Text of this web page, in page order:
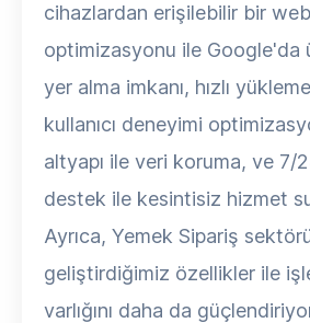
cihazlardan erişilebilir bir
optimizasyonu ile Google'da
yer alma imkanı, hızlı
kullanıcı deneyimi
altyapı ile veri koruma, ve 7/
destek ile kesintisiz hizmet
Ayrıca, Yemek Sipariş
geliştirdiğimiz özellikler ile
varlığını daha da